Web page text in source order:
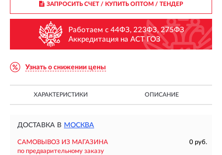
ЗАПРОСИТЬ СЧЕТ / КУПИТЬ ОПТОМ/ ТЕНДЕР
Работаем с 44ФЗ, 223ФЗ, 275ФЗ
Аккредитация на АСТ ГОЗ
Узнать о снижении цены
ХАРАКТЕРИСТИКИ ОПИСАНИЕ
ДОСТАВКА В МОСКВА
САМОВЫВОЗ ИЗ МАГАЗИНА
0 руб.
по предварительному заказу